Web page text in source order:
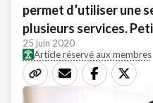
permet d’utiliser une
plusieurs services.
25 juin 2020
Article réservé aux membres